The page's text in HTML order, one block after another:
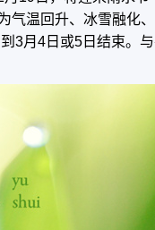
气温回升、冰雪融化
3月4日或5日结束。